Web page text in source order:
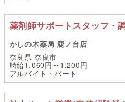
薬剤師サポートスタッフ・
かしの木薬局 鹿ノ台店
奈良県 奈良市
時給1,060円～1,200円
アルバイト・パート